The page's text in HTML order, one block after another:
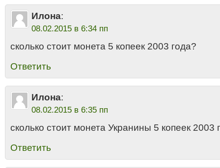
Илона:
08.02.2015 в 6:34 пп
сколько стоит монета 5 копеек 2003 года?
Ответить
Илона:
08.02.2015 в 6:35 пп
сколько стоит монета Укранины 5 копеек 2003
Ответить